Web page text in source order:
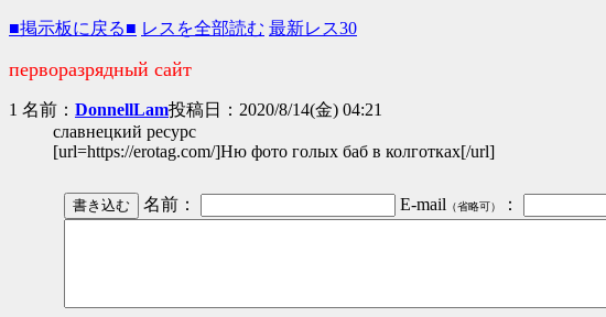
■掲示板に戻る■ レスを全部読む 最新レス30
перворазрядный сайт
1 名前： DonnellLam投稿日：2020/8/14(金) 04:21
славнецкий ресурс
[url=https://erotag.com/]Ню фото голых баб в колготках[/url]
名前： E-mail （省略可） ：